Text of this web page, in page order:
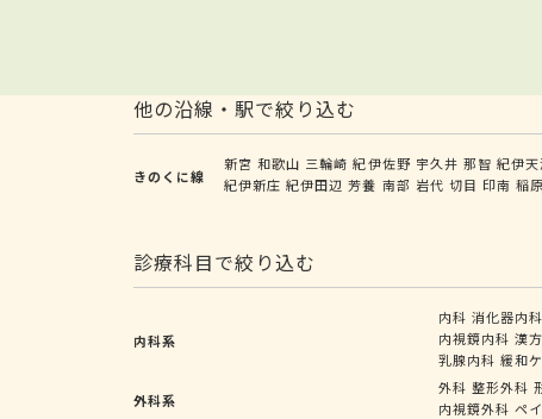
他の沿線・駅で絞り込む
きのくに線
新宮 和歌山 三輪崎 紀伊佐野 宇久井 那智 紀伊天
紀伊新庄 紀伊田辺 芳養 南部 岩代 切目 印南 稲原
診療科目で絞り込む
内科系
内科 消化器内科
内視鏡内科 漢
乳腺内科 緩和
外科系
外科 整形外科
内視鏡外科 ペ